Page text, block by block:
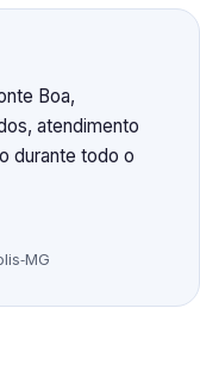
Boa,
atendimento
durante todo o